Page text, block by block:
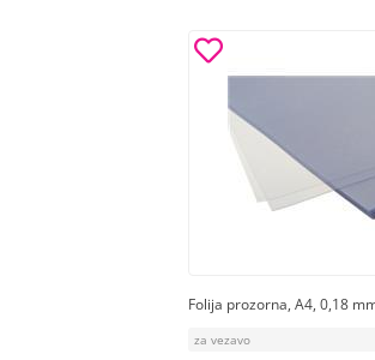
Folija prozorna, A4, 0,18
za vezavo